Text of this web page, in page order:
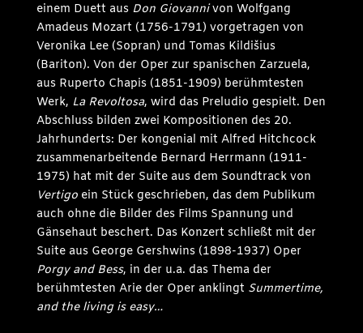
einem Duett aus Don Giovannivon Wolfgang
Amadeus Mozart (1756-1791) vorgetragen von
Veronika Lee (Sopran) und Tomas Kildišius
(Bariton). Von der Oper zur spanischen Zarzuela,
aus Ruperto Chapis (1851-1909) berühmtesten
Werk, La Revoltosa, wird das Preludio gespielt. Den
Abschluss bilden zwei Kompositionen des 20.
Jahrhunderts: Der kongenial mit Alfred Hitchcock
zusammenarbeitende Bernard Herrmann (1911-
1975) hat mit der Suite aus dem Soundtrack von
Vertigoein Stück geschrieben, das dem Publikum
auch ohne die Bilder des Films Spannung und
Gänsehaut beschert. Das Konzert schließt mit der
Suite aus George Gershwins (1898-1937) Oper
Porgy and Bess, in der u.a. das Thema der
berühmtesten Arie der Oper anklingt Summertime,
and the living is easy…